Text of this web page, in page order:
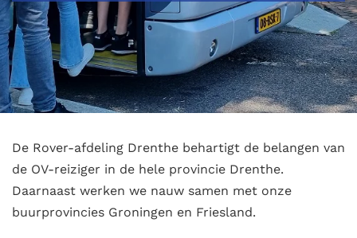
De Rover-afdeling Drenthe behartigt de belangen van
de OV-reiziger in de hele provincie Drenthe.
Daarnaast werken we nauw samen met onze
buurprovincies Groningen en Friesland.